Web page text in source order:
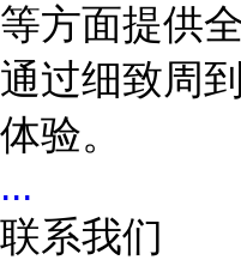
等方面提供
通过细致周
体验。
...
联系我们